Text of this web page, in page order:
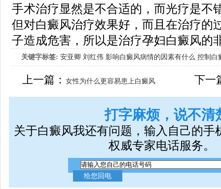
手术治疗显然是不合适的，而光疗是不
但对白癜风治疗效果好，而且在治疗的
子造成危害，所以是治疗孕妇白癜风的
关键字标签: 安亚卿 刘红伟 影响白癜风病情的因素有什么 控制白
女生应该如何治疗呢
上一篇：女性为什么更容易患上白癜风 下一
打字麻烦，说不清
关于白癜风我还有问题，输入自己的手
权威专家电话服务。